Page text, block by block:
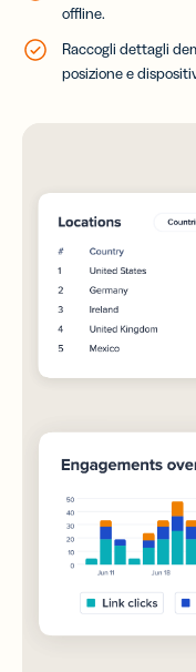
offline.
Raccogli dettagli
posizione e